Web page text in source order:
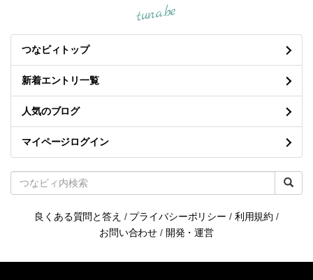
tuna.be
つなビィトップ
新着エントリ一覧
人気のブログ
マイページログイン
良くある質問と答え / プライバシーポリシー / 利用規約 /
お問い合わせ / 開発・運営